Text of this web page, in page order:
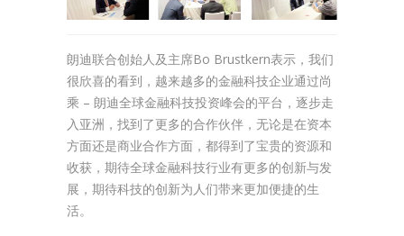
朗迪联合创始人及主席Bo Brustkern表示，我们
很欣喜的看到，越来越多的金融科技企业通过尚
乘 – 朗迪全球金融科技投资峰会的平台，逐步走
入亚洲，找到了更多的合作伙伴，无论是在资本
方面还是商业合作方面，都得到了宝贵的资源和
收获，期待全球金融科技行业有更多的创新与发
展，期待科技的创新为人们带来更加便捷的生
活。